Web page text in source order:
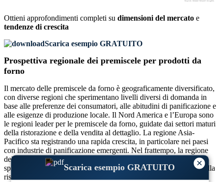
×
Scarica esempio GRATUITO
Ottieni approfondimenti completi su dimensioni del mercato e
tendenze di crescita
Scarica esempio GRATUITO
Prospettiva regionale dei premiscele per prodotti da
forno
Il mercato delle premiscele da forno è geograficamente diversificato,
con diverse regioni che sperimentano livelli diversi di domanda in
base alle preferenze dei consumatori, alle abitudini di panificazione e
alle esigenze di produzione locale. Il Nord America e l’Europa sono
le regioni leader per le premiscele da forno, guidate dai settori maturi
della ristorazione e della vendita al dettaglio. La regione Asia-
Pacifico sta registrando una rapida crescita, in particolare nei paesi
con industrie di panificazione emergenti. Nel frattempo, la regione
del Medio Oriente e dell’Africa si sta gradualmente espandendo,
spinta dalla crescente urbanizzazione e dalla crescita del settore della
ristorazione.